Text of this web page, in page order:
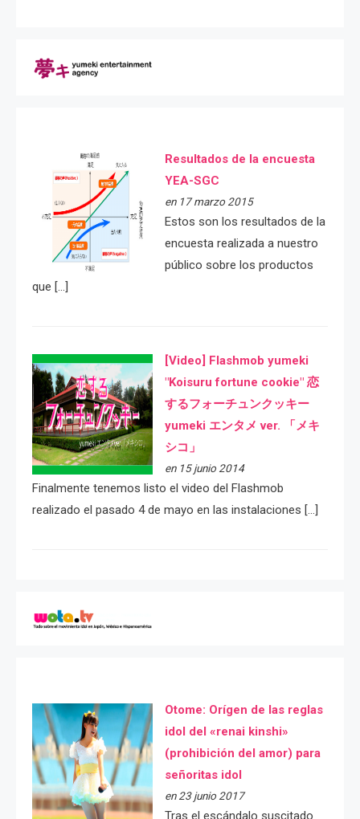
Resultados de la encuesta
YEA-SGC
en 17 marzo 2015
Estos son los resultados de la
encuesta realizada a nuestro
público sobre los productos
que […]
[Video] Flashmob yumeki
"Koisuru fortune cookie" 恋
するフォーチュンクッキー
yumeki エンタメ ver. 「メキ
シコ」
en 15 junio 2014
Finalmente tenemos listo el video del Flashmob
realizado el pasado 4 de mayo en las instalaciones […]
Otome: Orígen de las reglas
idol del «renai kinshi»
(prohibición del amor) para
señoritas idol
en 23 junio 2017
Tras el escándalo suscitado